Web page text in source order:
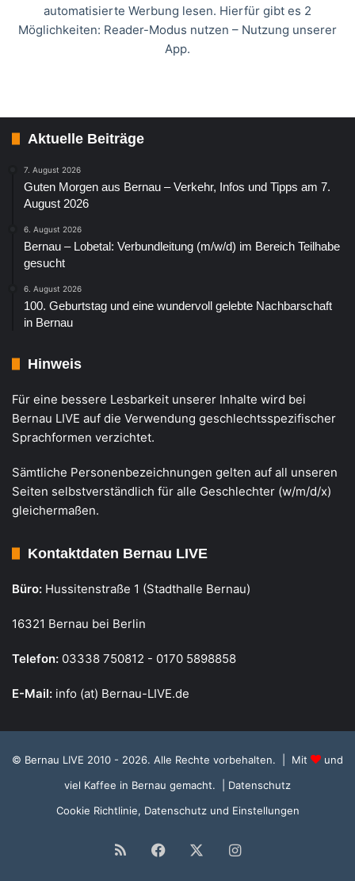
automatisierte Werbung lesen. Hierfür gibt es 2
Möglichkeiten: Reader-Modus nutzen – Nutzung unserer
App.
Aktuelle Beiträge
7. August 2026
Guten Morgen aus Bernau – Verkehr, Infos und Tipps am 7.
August 2026
6. August 2026
Bernau – Lobetal: Verbundleitung (m/w/d) im Bereich Teilhabe
gesucht
6. August 2026
100. Geburtstag und eine wundervoll gelebte Nachbarschaft
in Bernau
Hinweis
Für eine bessere Lesbarkeit unserer Inhalte wird bei
Bernau LIVE auf die Verwendung geschlechtsspezifischer
Sprachformen verzichtet.
Sämtliche Personenbezeichnungen gelten auf all unseren
Seiten selbstverständlich für alle Geschlechter (w/m/d/x)
gleichermaßen.
Kontaktdaten Bernau LIVE
Büro: Hussitenstraße 1 (Stadthalle Bernau)
16321 Bernau bei Berlin
Telefon: 03338 750812 - 0170 5898858
E-Mail: info (at) Bernau-LIVE.de
© Bernau LIVE 2010 - 2026. Alle Rechte vorbehalten. | Mit
und
viel Kaffee in Bernau gemacht.
| Datenschutz
Cookie Richtlinie, Datenschutz und Einstellungen
RSS Facebook Instagram